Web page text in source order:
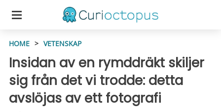
HOME > VETENSKAP
Insidan av en rymddräkt skiljer
sig från det vi trodde: detta
avslöjas av ett fotografi